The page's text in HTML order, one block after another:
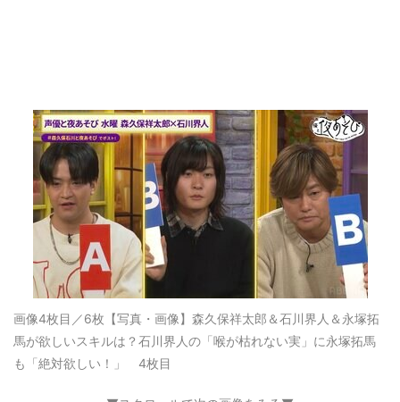
画像4枚目／6枚 【写真・画像】森久保祥太郎＆石川界人＆永塚拓
馬が欲しいスキルは？石川界人の「喉が枯れない実」に永塚拓馬
も「絶対欲しい！」 4枚目